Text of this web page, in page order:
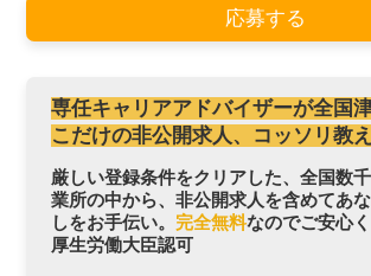
応募する
専任キャリアアドバイザーが全国
こだけの非公開求人、コッソリ教
厳しい登録条件をクリアした、全国数
業所の中から、非公開求人を含めてあ
しをお手伝い。 完全無料なのでご安心く
厚生労働大臣認可